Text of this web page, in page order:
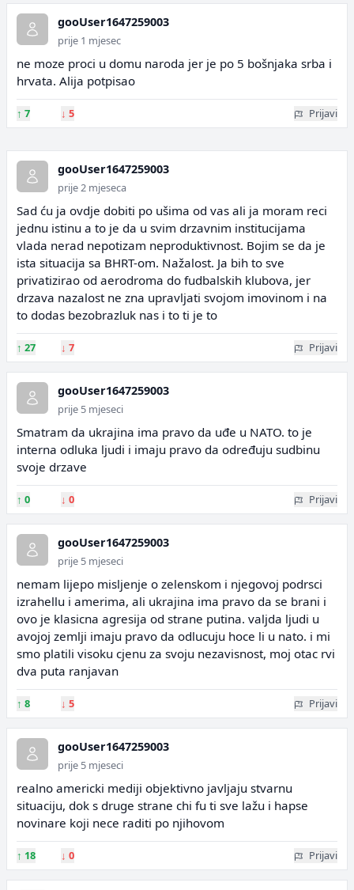
gooUser1647259003
prije 1 mjesec
ne moze proci u domu naroda jer je po 5 bošnjaka srba i
hrvata. Alija potpisao
↑ 7 ↓ 5 Prijavi
gooUser1647259003
prije 2 mjeseca
Sad ću ja ovdje dobiti po ušima od vas ali ja moram reci
jednu istinu a to je da u svim drzavnim institucijama
vlada nerad nepotizam neproduktivnost. Bojim se da je
ista situacija sa BHRT-om. Nažalost. Ja bih to sve
privatizirao od aerodroma do fudbalskih klubova, jer
drzava nazalost ne zna upravljati svojom imovinom i na
to dodas bezobrazluk nas i to ti je to
↑ 27 ↓ 7 Prijavi
gooUser1647259003
prije 5 mjeseci
Smatram da ukrajina ima pravo da uđe u NATO. to je
interna odluka ljudi i imaju pravo da određuju sudbinu
svoje drzave
↑ 0 ↓ 0 Prijavi
gooUser1647259003
prije 5 mjeseci
nemam lijepo misljenje o zelenskom i njegovoj podrsci
izrahellu i amerima, ali ukrajina ima pravo da se brani i
ovo je klasicna agresija od strane putina. valjda ljudi u
avojoj zemlji imaju pravo da odlucuju hoce li u nato. i mi
smo platili visoku cjenu za svoju nezavisnost, moj otac rvi
dva puta ranjavan
↑ 8 ↓ 5 Prijavi
gooUser1647259003
prije 5 mjeseci
realno americki mediji objektivno javljaju stvarnu
situaciju, dok s druge strane chi fu ti sve lažu i hapse
novinare koji nece raditi po njihovom
↑ 18 ↓ 0 Prijavi